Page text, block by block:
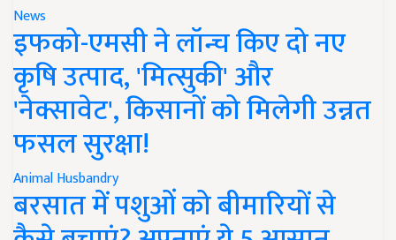
News
इफको-एमसी ने लॉन्च किए दो नए
कृषि उत्पाद, 'मित्सुकी' और
'नेक्सावेट', किसानों को मिलेगी उन्नत
फसल सुरक्षा!
Animal Husbandry
बरसात में पशुओं को बीमारियों से